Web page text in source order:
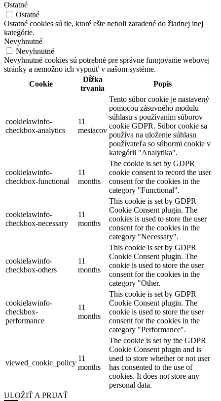
Ostatné
Ostatné
Ostatné cookies sú tie, ktoré ešte neboli zaradené do žiadnej inej
kategórie.
Nevyhnutné
Nevyhnutné
Nevyhnutné cookies sú potrebné pre správne fungovanie webovej
stránky a nemožno ich vypnúť v našom systéme.
Cookie
Dĺžka
trvania
Popis
cookielawinfo-
checkbox-analytics
11
mesiacov
Tento súbor cookie je nastavený
pomocou zásuvného modulu
súhlasu s používaním súborov
cookie GDPR. Súbor cookie sa
používa na uloženie súhlasu
používateľa so súbormi cookie v
kategórii "Analytika".
cookielawinfo-
checkbox-functional
11
months
The cookie is set by GDPR
cookie consent to record the user
consent for the cookies in the
category "Functional".
cookielawinfo-
checkbox-necessary
11
months
This cookie is set by GDPR
Cookie Consent plugin. The
cookies is used to store the user
consent for the cookies in the
category "Necessary".
cookielawinfo-
checkbox-others
11
months
This cookie is set by GDPR
Cookie Consent plugin. The
cookie is used to store the user
consent for the cookies in the
category "Other.
cookielawinfo-
checkbox-
performance
11
months
This cookie is set by GDPR
Cookie Consent plugin. The
cookie is used to store the user
consent for the cookies in the
category "Performance".
viewed_cookie_policy
11
months
The cookie is set by the GDPR
Cookie Consent plugin and is
used to store whether or not user
has consented to the use of
cookies. It does not store any
personal data.
ULOŽIŤ A PRIJAŤ